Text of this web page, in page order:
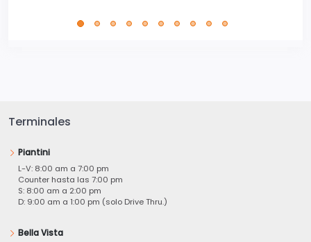
Terminales
Piantini
L-V: 8:00 am a 7:00 pm
Counter hasta las 7:00 pm
S: 8:00 am a 2:00 pm
D: 9:00 am a 1:00 pm (solo Drive Thru.)
Bella Vista